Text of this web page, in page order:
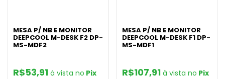
MESA P/ NB E MONITOR
DEEPCOOL M-DESK F2 DP-
MS-MDF2
R$53,91
Pix
MESA P/ NB E MONITOR
DEEPCOOL M-DESK F1 DP-
MS-MDF1
R$107,91
Pix